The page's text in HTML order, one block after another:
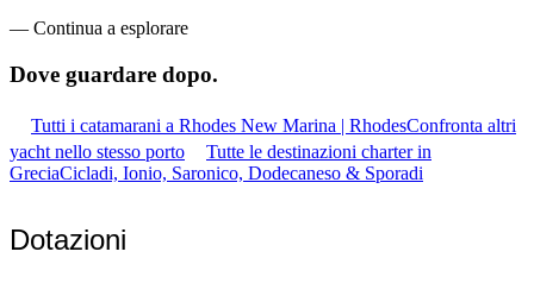
— Continua a esplorare
Dove guardare dopo.
Tutti i catamarani a Rhodes New Marina | RhodesConfronta altri
yacht nello stesso porto
Tutte le destinazioni charter in
GreciaCicladi, Ionio, Saronico, Dodecaneso & Sporadi
Dotazioni